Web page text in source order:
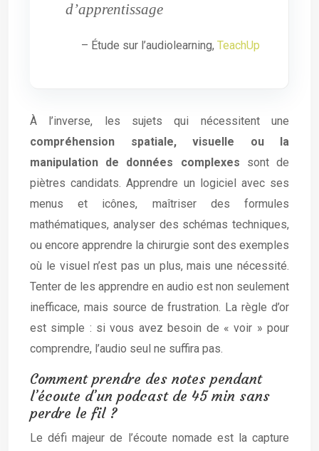
d’apprentissage
– Étude sur l’audiolearning, TeachUp
À l’inverse, les sujets qui nécessitent une
compréhension spatiale, visuelle ou la
manipulation de données complexes sont de
piètres candidats. Apprendre un logiciel avec ses
menus et icônes, maîtriser des formules
mathématiques, analyser des schémas techniques,
ou encore apprendre la chirurgie sont des exemples
où le visuel n’est pas un plus, mais une nécessité.
Tenter de les apprendre en audio est non seulement
inefficace, mais source de frustration. La règle d’or
est simple : si vous avez besoin de « voir » pour
comprendre, l’audio seul ne suffira pas.
Comment prendre des notes pendant
l’écoute d’un podcast de 45 min sans
perdre le fil ?
Le défi majeur de l’écoute nomade est la capture